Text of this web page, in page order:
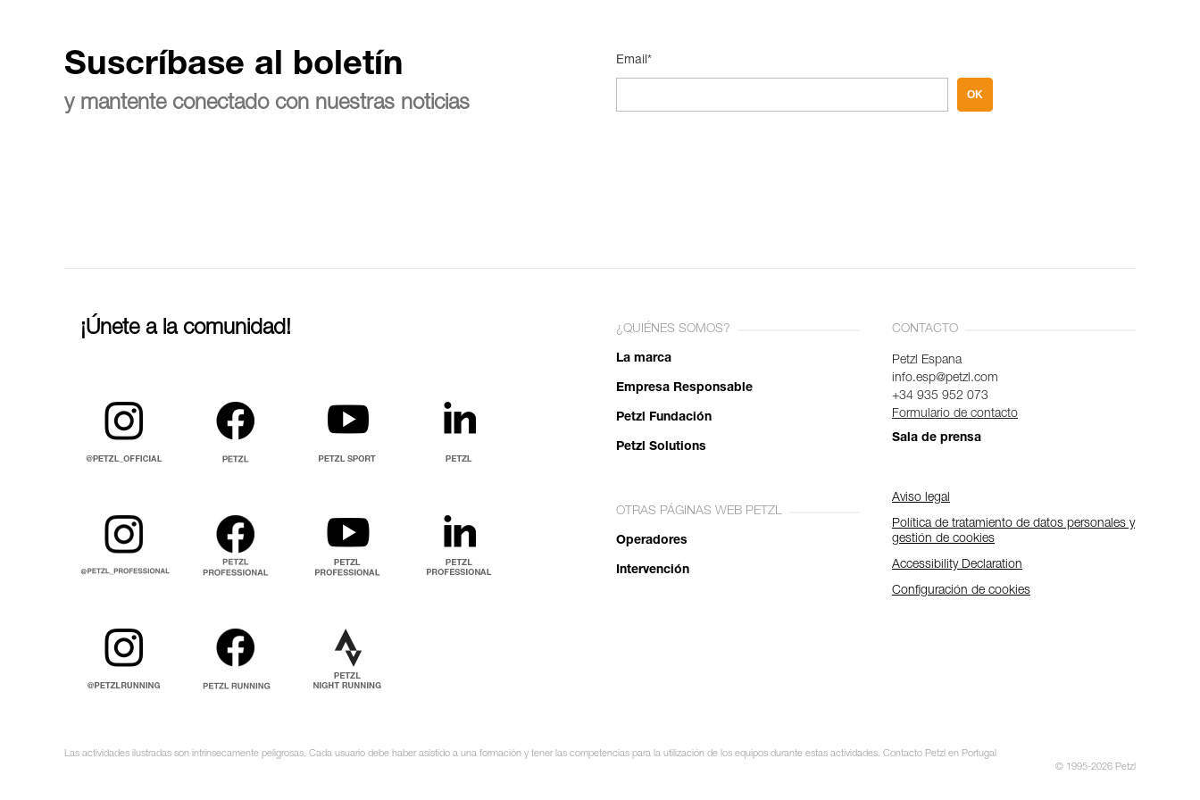
Suscríbase al boletín
y mantente conectado con nuestras noticias
Email*
OK
¡Únete a la comunidad! ¿QUIÉNES SOMOS?
La marca
Empresa Responsable
Petzl Fundación
Petzl Solutions
OTRAS PÁGINAS WEB PETZL
Operadores
Intervención
CONTACTO
Petzl Espana
info.esp@petzl.com
+34 935 952 073
Formulario de contacto
Sala de prensa
Aviso legal
Política de tratamiento de datos personales y
gestión de cookies
Accessibility Declaration
Configuración de cookies
Las actividades ilustradas son intrínsecamente peligrosas. Cada usuario debe haber asistido a una formación y tener las competencias para la utilización de los equipos durante estas actividades. Contacto Petzl en Portugal
© 1995-2026 Petzl